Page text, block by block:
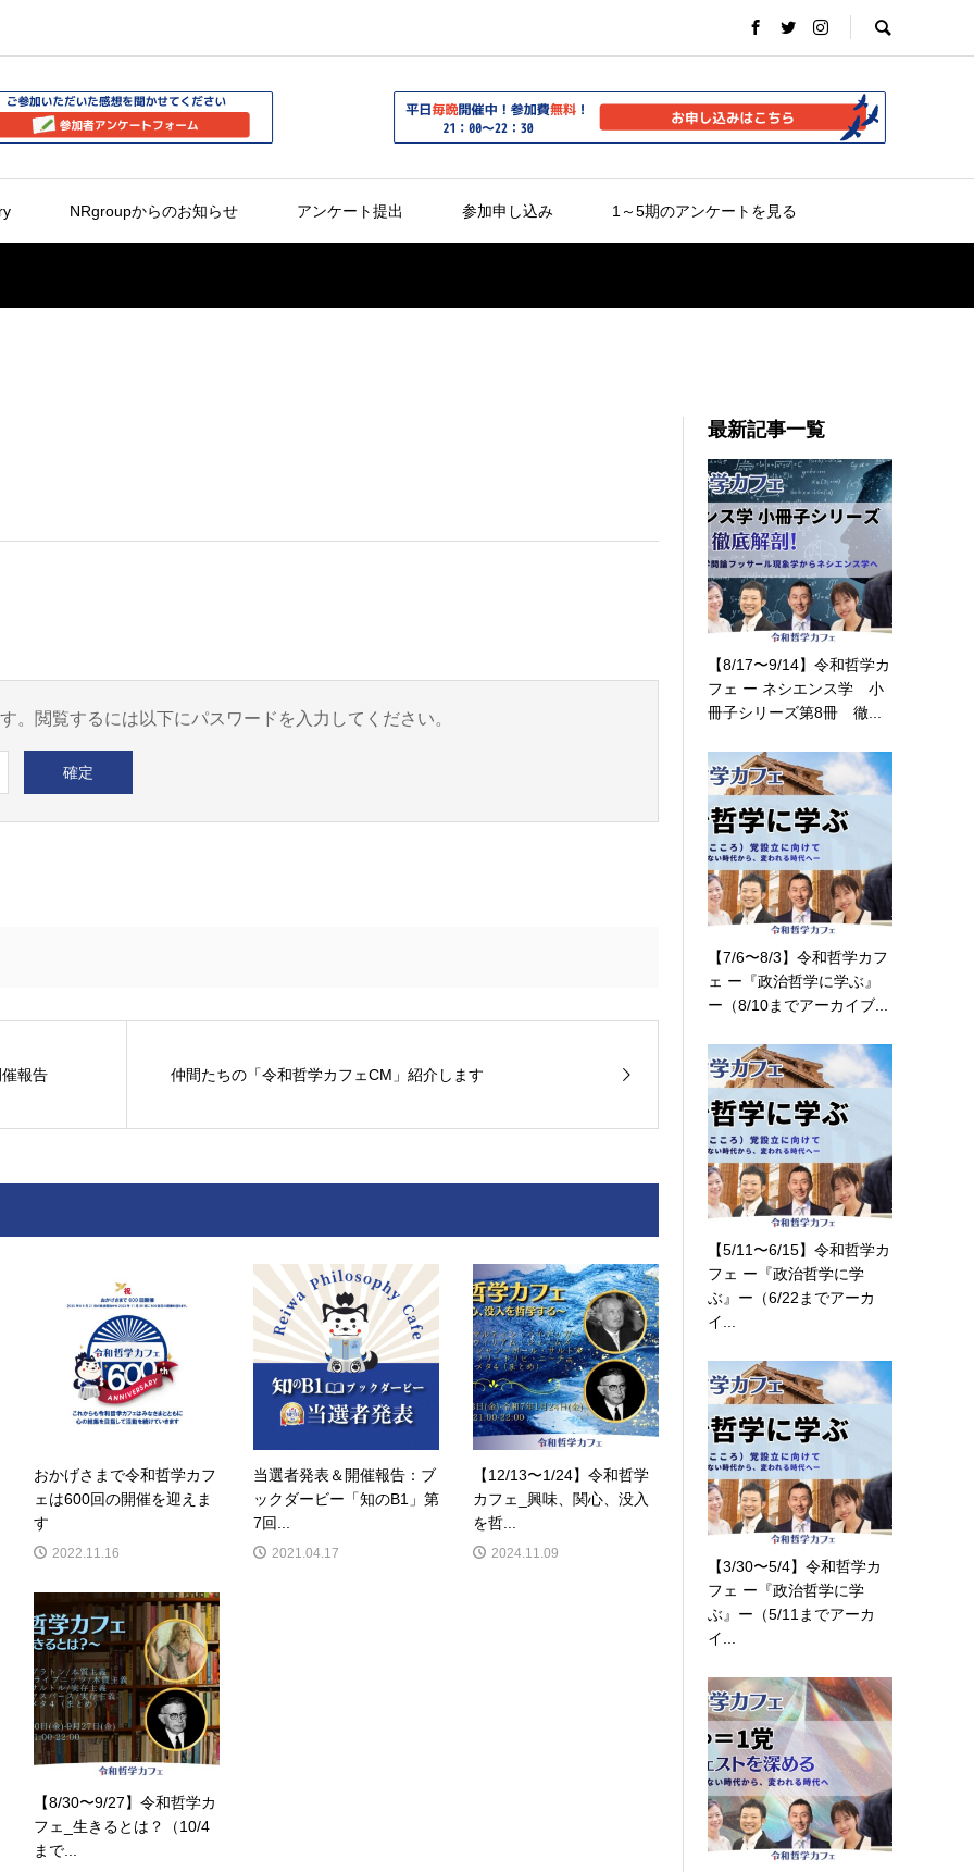
NRgroupからのお知らせ アンケート提出 参加申し込み 1～5期のアンケートを見る
。閲覧するには以下にパスワードを入力してください。
報告 仲間たちの「令和哲学カフェCM」紹介します
おかげさまで令和哲学カフ
ェは600回の開催を迎えま
す
2022.11.16
当選者発表＆開催報告：ブ
ックダービー「知のB1」第
7回...
2021.04.17
【12/13〜1/24】令和哲学
カフェ_興味、関心、没入
を哲...
2024.11.09
【8/30〜9/27】令和哲学カ
フェ_生きるとは？（10/4
まで...
最新記事一覧
【8/17〜9/14】令和哲学カ
フェ ー ネシエンス学 小
冊子シリーズ第8冊 徹...
【7/6〜8/3】令和哲学カフ
ェ ー『政治哲学に学ぶ』
ー（8/10までアーカイブ...
【5/11〜6/15】令和哲学カ
フェ ー『政治哲学に学
ぶ』ー（6/22までアーカ
イ...
【3/30〜5/4】令和哲学カ
フェ ー『政治哲学に学
ぶ』ー（5/11までアーカ
イ...